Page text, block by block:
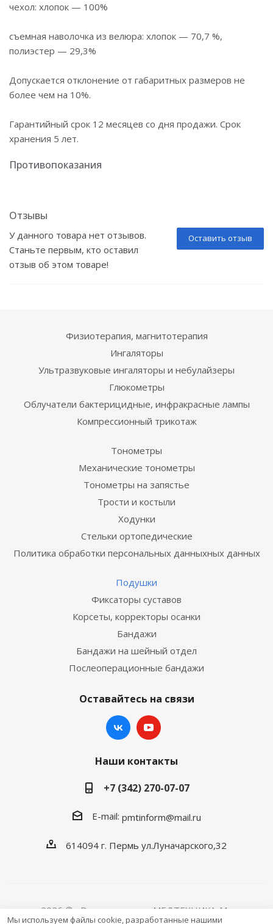
чехол: хлопок — 100%
съемная наволочка из велюра: хлопок — 70,7 %,
полиэстер — 29,3%
Допускается отклонение от габаритных размеров не
более чем на 10%.
Гарантийный срок 12 месяцев со дня продажи. Срок
хранения 5 лет.
Противопоказания
Отзывы
Оставить отзыв
У данного товара нет отзывов.
Станьте первым, кто оставил
отзыв об этом товаре!
Физиотерапия, магнитотерапия
Ингаляторы
Ультразвуковые ингаляторы и небулайзеры
Глюкометры
Облучатели бактерицидные, инфракрасные лампы
Компрессионный трикотаж
Тонометры
Механические тонометры
Тонометры на запястье
Трости и костыли
Ходунки
Стельки ортопедические
Политика обработки персональных данныхных данных
Подушки
Фиксаторы суставов
Корсеты, корректоры осанки
Бандажи
Бандажи на шейный отдел
Послеоперационные бандажи
Оставайтесь на связи
Наши контакты
+7 (342) 270-07-07
E-mail: pmtinform@mail.ru
614094 г. Пермь ул.Луначарского,32
2026 © «Розничная сеть МЕДТЕХНИКА-M»
Мы используем файлы cookie, разработанные нашими